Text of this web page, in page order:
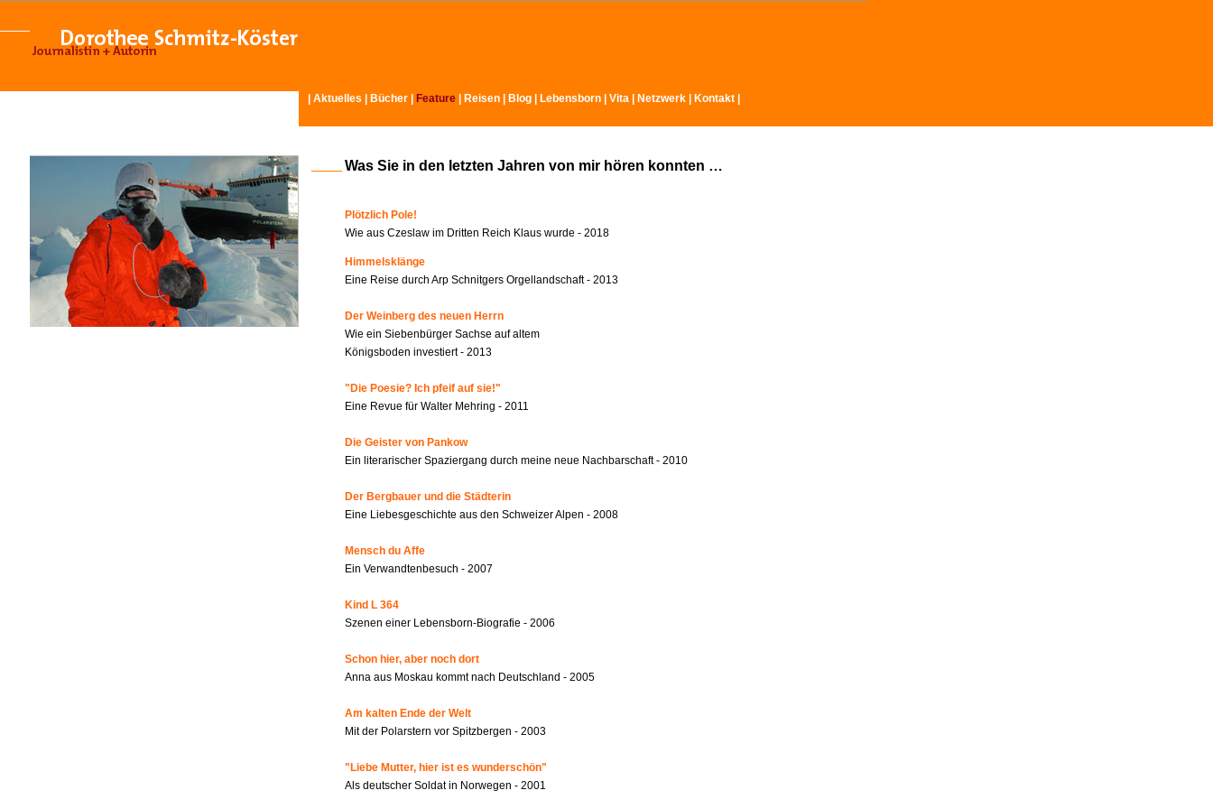
Aktuelles Bücher Feature Reisen Blog Lebensborn Vita Netzwerk Kontakt
Was Sie in den letzten Jahren von mir hören konnten …
Plötzlich Pole!
Wie aus Czeslaw im Dritten Reich Klaus wurde - 2018
Himmelsklänge
Eine Reise durch Arp Schnitgers Orgellandschaft - 2013
Der Weinberg des neuen Herrn
Wie ein Siebenbürger Sachse auf altem
Königsboden investiert - 2013
"Die Poesie? Ich pfeif auf sie!"
Eine Revue für Walter Mehring - 2011
Die Geister von Pankow
Ein literarischer Spaziergang durch meine neue Nachbarschaft - 2010
Der Bergbauer und die Städterin
Eine Liebesgeschichte aus den Schweizer Alpen - 2008
Mensch du Affe
Ein Verwandtenbesuch - 2007
Kind L 364
Szenen einer Lebensborn-Biografie - 2006
Schon hier, aber noch dort
Anna aus Moskau kommt nach Deutschland - 2005
Am kalten Ende der Welt
Mit der Polarstern vor Spitzbergen - 2003
"Liebe Mutter, hier ist es wunderschön"
Als deutscher Soldat in Norwegen - 2001